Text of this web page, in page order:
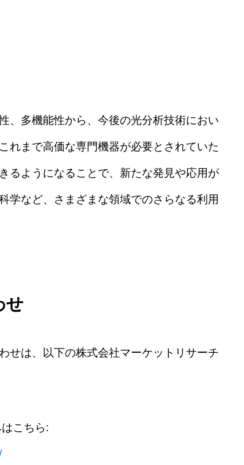
、多機能性から、今後の光分析技術におい
れまで高価な専門機器が必要とされていた
るようになることで、新たな発見や応用が
学など、さまざまな領域でのさらなる利用
せ
せは、以下の株式会社マーケットリサーチ
こちら: